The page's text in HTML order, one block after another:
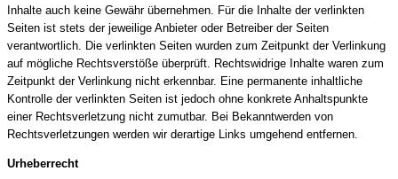
Inhalte auch keine Gewähr übernehmen. Für die Inhalte der verlinkten
Seiten ist stets der jeweilige Anbieter oder Betreiber der Seiten
verantwortlich. Die verlinkten Seiten wurden zum Zeitpunkt der Verlinkung
auf mögliche Rechtsverstöße überprüft. Rechtswidrige Inhalte waren zum
Zeitpunkt der Verlinkung nicht erkennbar. Eine permanente inhaltliche
Kontrolle der verlinkten Seiten ist jedoch ohne konkrete Anhaltspunkte
einer Rechtsverletzung nicht zumutbar. Bei Bekanntwerden von
Rechtsverletzungen werden wir derartige Links umgehend entfernen.
Urheberrecht